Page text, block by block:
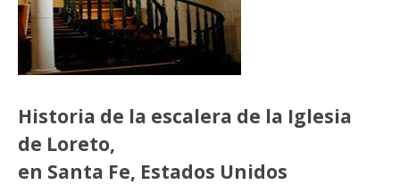
Historia de la escalera de la Iglesia
de Loreto,
en Santa Fe, Estados Unidos